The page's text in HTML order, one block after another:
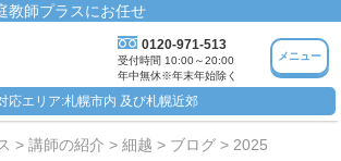
教師プラスにお任せ
0120-971-513
受付時間 10:00～20:00
年中無休※年末年始除く
メニュー
応エリア:札幌市内 及び札幌近郊
講師の紹介 細越 ブログ 2025